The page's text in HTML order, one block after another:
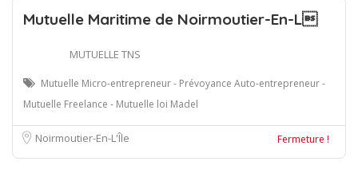
Mutuelle Maritime de Noirmoutier-En-L
MUTUELLE TNS
Mutuelle Micro-entrepreneur - Prévoyance Auto-entrepreneur -
Mutuelle Freelance - Mutuelle loi Madel
Noirmoutier-En-L'Île Fermeture !